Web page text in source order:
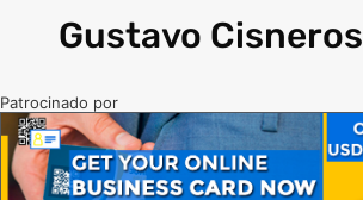
Gustavo Cisneros
Patrocinado por